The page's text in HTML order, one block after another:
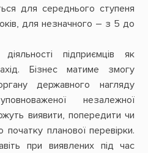
для середнього ступеня
для незначного – з 5 до
підприємців як
Бізнес матиме змогу
державного нагляду
незалежної
виявити, попередити чи
планової перевірки.
при виявлених під час